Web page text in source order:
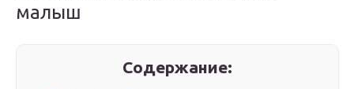
малыш
Содержание: